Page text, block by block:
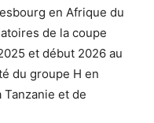
en Afrique du
de la coupe
et début 2026 au
du groupe H en
Tanzanie et de